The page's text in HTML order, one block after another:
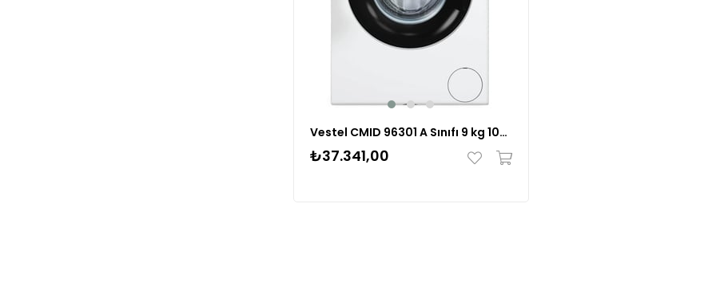
Vestel CMID 96301 A Sınıfı 9 kg 1000 Devir Çamaşır Makinesi 20267417
₺37.341,00